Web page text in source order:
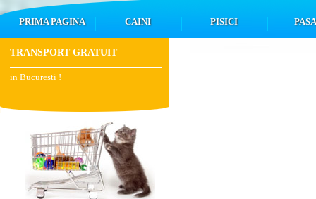
PRIMA PAGINA CAINI PISICI
TRANSPORT GRATUIT
in Bucuresti !